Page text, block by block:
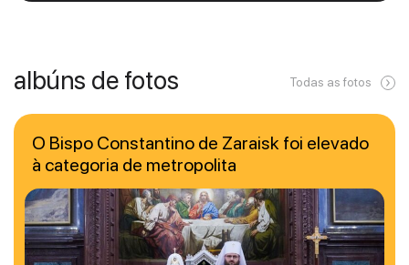
albúns de fotos Todas as fotos
O Bispo Constantino de Zaraisk foi elevado
à categoria de metropolita